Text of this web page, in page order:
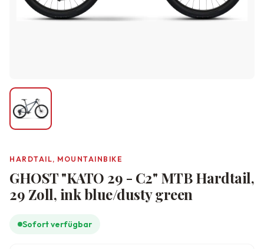
HARDTAIL, MOUNTAINBIKE
GHOST "KATO 29 - C2" MTB Hardtail,
29 Zoll, ink blue/dusty green
Sofort verfügbar